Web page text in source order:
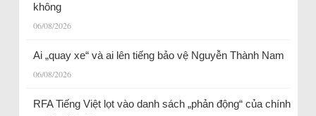
không
06/08/2026
Ai „quay xe“ và ai lên tiếng bảo vệ Nguyễn Thành Nam
06/08/2026
RFA Tiếng Việt lọt vào danh sách „phản động“ của chính